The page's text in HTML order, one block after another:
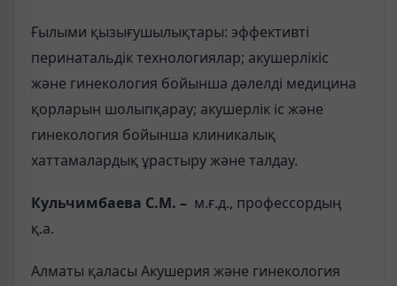
Ғылыми қызығушылықтары: эффективті
перинатальдік технологиялар; акушерлікіс
және гинекология бойынша дәлелді медицина
қорларын шолыпқарау; акушерлік іс және
гинекология бойынша клиникалық
хаттамалардық ұрастыру және талдау.
Кульчимбаева С.М. – м.ғ.д., профессордың
қ.а.
Алматы қаласы Акушерия және гинекология